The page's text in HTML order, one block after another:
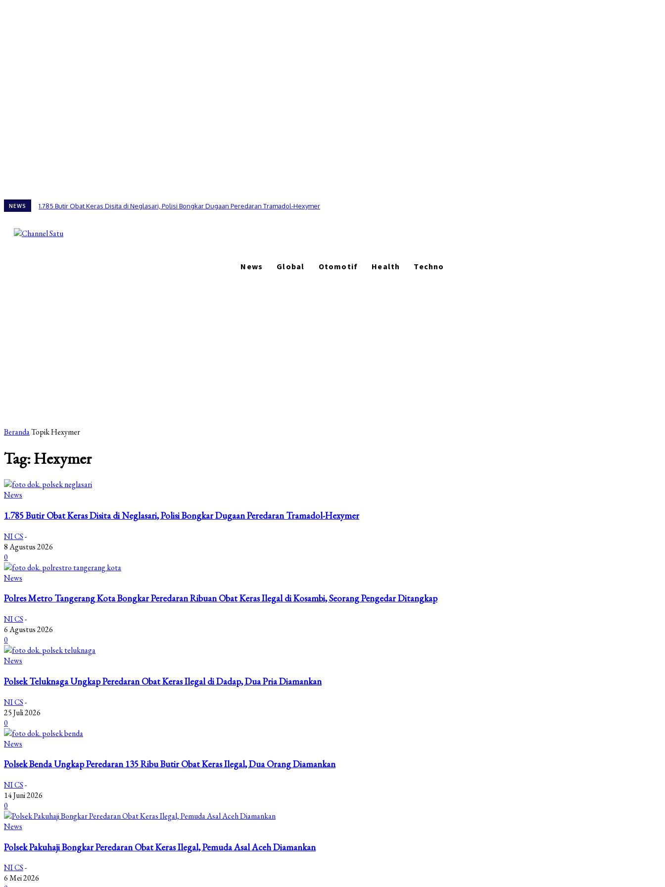
NEWS 1.785 Butir Obat Keras Disita di Neglasari, Polisi Bongkar Dugaan Peredaran Tramadol-Hexymer
News Global Otomotif Health Techno
BerandaTopikHexymer
Tag: Hexymer
News
1.785 Butir Obat Keras Disita di Neglasari, Polisi Bongkar Dugaan Peredaran Tramadol-Hexymer
NI CS-
8 Agustus 2026
0
News
Polres Metro Tangerang Kota Bongkar Peredaran Ribuan Obat Keras Ilegal di Kosambi, Seorang Pengedar Ditangkap
NI CS-
6 Agustus 2026
0
News
Polsek Teluknaga Ungkap Peredaran Obat Keras Ilegal di Dadap, Dua Pria Diamankan
NI CS-
25 Juli 2026
0
News
Polsek Benda Ungkap Peredaran 135 Ribu Butir Obat Keras Ilegal, Dua Orang Diamankan
NI CS-
14 Juni 2026
0
News
Polsek Pakuhaji Bongkar Peredaran Obat Keras Ilegal, Pemuda Asal Aceh Diamankan
NI CS-
6 Mei 2026